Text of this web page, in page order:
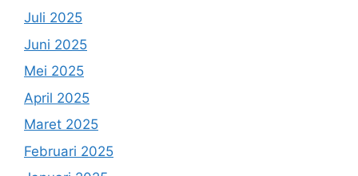
Juli 2025
Juni 2025
Mei 2025
April 2025
Maret 2025
Februari 2025